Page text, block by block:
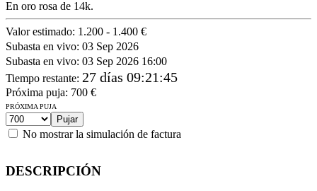
En oro rosa de 14k.
Valor estimado: 1.200 - 1.400 €
Subasta en vivo: 03 Sep 2026
Subasta en vivo: 03 Sep 2026 16:00
Tiempo restante: 27 días 09:21:45
Próxima puja: 700 €
PRÓXIMA PUJA
No mostrar la simulación de factura
DESCRIPCIÓN